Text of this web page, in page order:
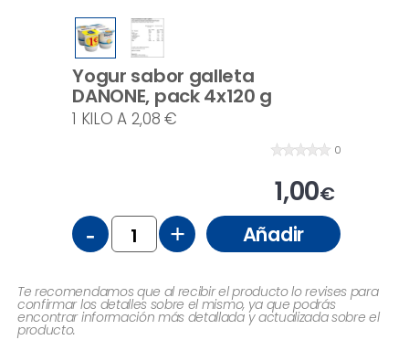
Yogur sabor galleta
DANONE, pack 4x120 g
0
1,00€
1 KILO A 2,08 €
- + Añadir
Te recomendamos que al recibir el producto lo revises para
confirmar los detalles sobre el mismo, ya que podrás
encontrar información más detallada y actualizada sobre el
producto.